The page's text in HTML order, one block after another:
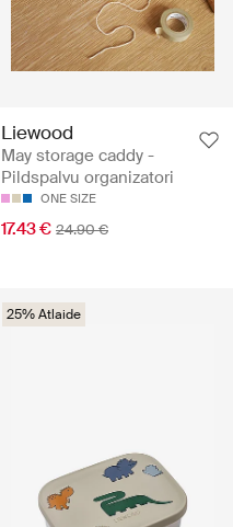
Liewood
May storage caddy -
Pildspalvu organizatori
ONE SIZE
17.43 € 24.90 €
25% Atlaide